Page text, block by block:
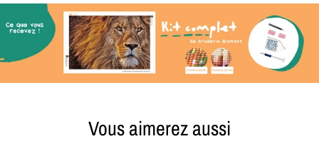
Vous aimerez aussi